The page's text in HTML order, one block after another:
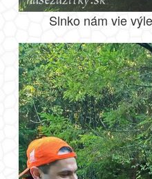
Slnko nám vie